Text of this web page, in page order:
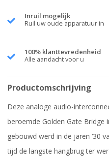
Inruil mogelijk
Ruil uw oude apparatuur in
100% klanttevredenheid
Alle aandacht voor u
Productomschrijving
Deze analoge audio-
beroemde Golden Gate Bridge
gebouwd werd in de jaren ’30
tijd de langste hangbrug ter